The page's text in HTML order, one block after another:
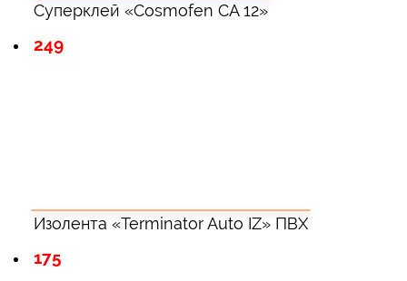
Суперклей «Cosmofen CA 12»
249
Изолента «Terminator Auto IZ» ПВХ
175